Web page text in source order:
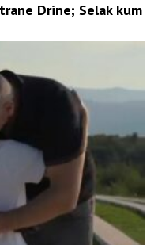
Drine; Selak kum